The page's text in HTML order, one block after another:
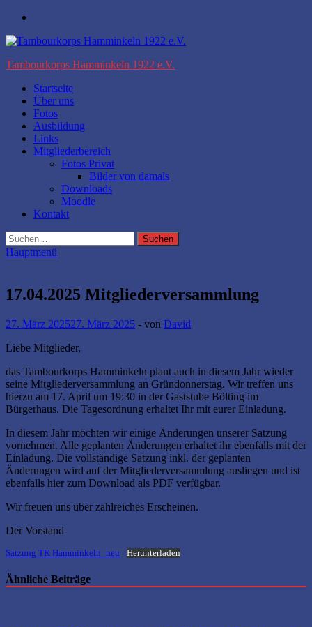
Zum
springen
Tambourkorps Hamminkeln 1922 e.V.
Startseite
Über uns
Fotos
Ausbildung
Links
Mitgliederbereich
Fotos Privat
Bilder von damals
Downloads
Moodle
Kontakt
Suchen
nach:
Hauptmenü
17.04.2025 Mitgliederversammlung
27. März 202527. März 2025 - von David
Liebe Mitglieder,
das Tambourkorps Hamminkeln plant auch in diesem Jahr wieder
seine Mitgliederversammlung an Gründonnerstag. Wir treffen uns
hierzu am 17. April um 19:30 in der Gaststube Bölting im
Bürgerhaus. Die Tagesordnung erhaltet Ihr mit eurer Einladung.
In diesem Jahr möchten wir einige Änderungen unserer Satzung
vornehmen. Alle geplanten Änderungen erhaltet ihr ebenfalls mit der
Einladung. Die vollständige Satzung inkl. der geplanten
Änderungen wird auf der Mitgliederversammlung ausliegen und ist
ebenfalls hier zum Download als PDF verfügbar.
Wir freuen uns über zahlreiches Erscheinen.
Der Vorstand
Satzung TK Hamminkeln_neu Herunterladen
Ähnliche Beiträge